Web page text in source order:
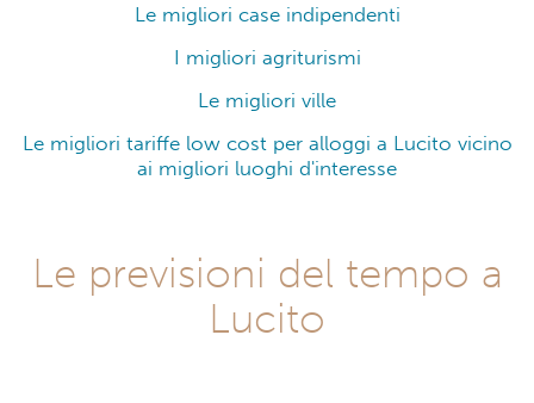
Le migliori case indipendenti
I migliori agriturismi
Le migliori ville
Le migliori tariffe low cost per alloggi a Lucito vicino
ai migliori luoghi d'interesse
Le previsioni del tempo a
Lucito